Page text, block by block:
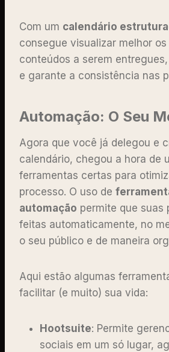
Com um calendário
consegue visualizar melhor os
conteúdos a serem
e garante a consistência nas
Automação: O Seu
Agora que você já delegou e
calendário, chegou a hora de
ferramentas certas para
processo. O uso de
automação permite que suas
feitas automaticamente, no
o seu público e de maneira
Aqui estão algumas
facilitar (e muito) sua vida:
Hootsuite: Permite
sociais em um só lugar,